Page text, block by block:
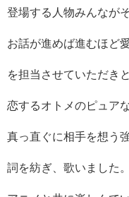
登場する人物みんなが
お話が進めば進むほど
を担当させていただき
恋するオトメのピュア
真っ直ぐに相手を想う
詞を紡ぎ、歌いました。